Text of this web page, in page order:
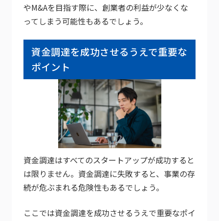
やM&Aを目指す際に、創業者の利益が少なくな
ってしまう可能性もあるでしょう。
資金調達を成功させるうえで重要な
ポイント
資金調達はすべてのスタートアップが成功すると
は限りません。資金調達に失敗すると、事業の存
続が危ぶまれる危険性もあるでしょう。
ここでは資金調達を成功させるうえで重要なポイ